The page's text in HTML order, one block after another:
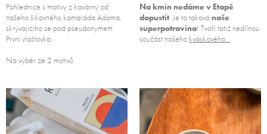
Pohlednice s motivy z kavárny od
našeho šikovného kamaráda Adama,
skrývajícího se pod pseudonymem
První vlaštovka.
Na výběr ze 2 motivů.
Na kmín nedáme v Etapě
dopustit. Je to takovánaše
superpotravina! Tvoří totiž nedílnou
součást našeho kváskového…